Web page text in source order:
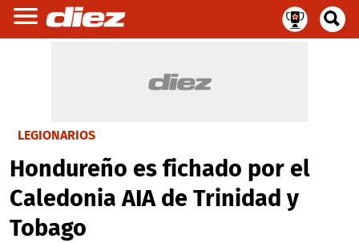
LEGIONARIOS
Hondureño es fichado por el
Caledonia AIA de Trinidad y
Tobago